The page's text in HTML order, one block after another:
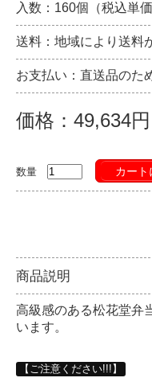
入数：160個（税込単
送料：地域により送料
お支払い：直送品のた
価格：49,634円
数量 カート
商品説明
高級感のある松花堂弁
います。
【ご注意ください!!!】